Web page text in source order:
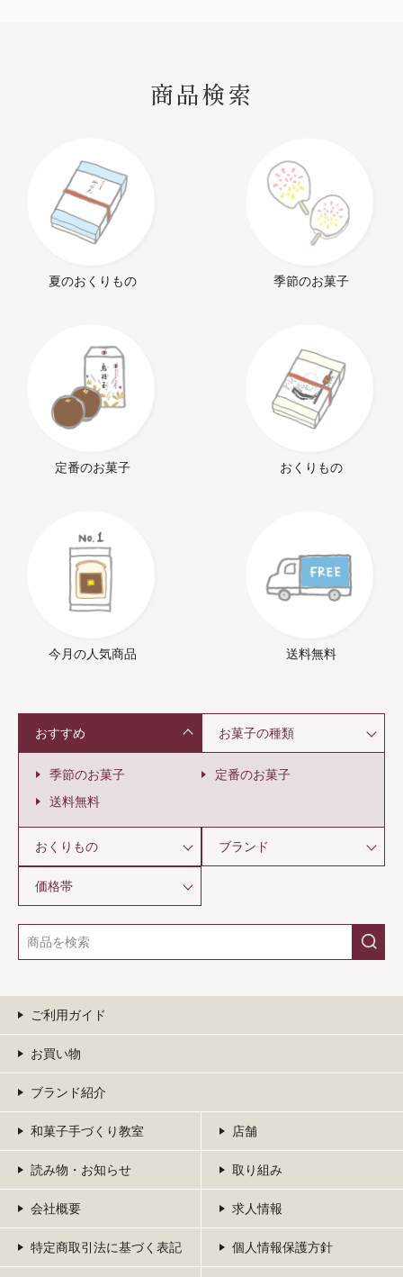
商品検索
夏のおくりもの 季節のお菓子
定番のお菓子 おくりもの
今月の人気商品 送料無料
おすすめ
季節のお菓子
定番のお菓子
送料無料
お菓子の種類
おくりもの ブランド
価格帯
ご利用ガイド
お買い物
ブランド紹介
和菓子手づくり教室 店舗
読み物・お知らせ 取り組み
会社概要 求人情報
特定商取引法に基づく表記 個人情報保護方針